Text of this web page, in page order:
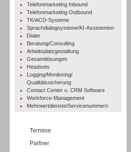
Telefonmarketing Inbound
Telefonmarketing Outbound
TK/ACD-Systeme
Sprachdialogsysteme/KI-Assistenten
Dialer
Beratung/Consulting
Arbeitsplatzgestaltung
Gesamtlösungen
Headsets
Logging/Monitoring/
Qualitätssicherung
Contact Center u. CRM Software
Workforce-Management
Mehrwertdienste/Servicenummern
Termine
Partner